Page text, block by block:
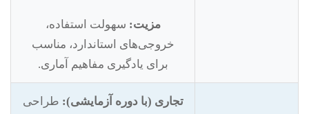
مزیت: سهولت استفاده،
خروجی‌های استاندارد، مناسب
برای یادگیری مفاهیم آماری.
تجاری (با دوره آزمایشی): طراحی